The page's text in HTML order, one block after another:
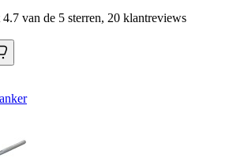
van de 5 sterren, 20 klantreviews